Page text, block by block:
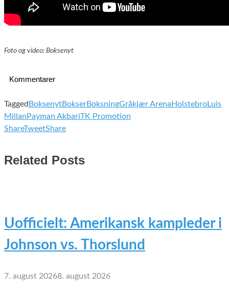
Foto og video: Boksenyt
Kommentarer
Tagged BoksenytBokserBoksningGråkjær Arena HolstebroLuis
Millan Payman AkbariTK Promotion
ShareTweetShare
Related Posts
Uofficielt: Amerikansk kampleder i
Johnson vs. Thorslund
7. august 20268. august 2026